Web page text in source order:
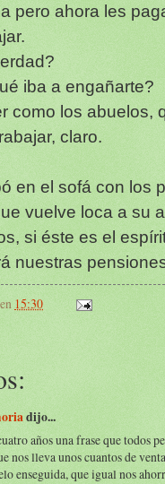
pero ahora les
iba a engañarte?
como los abuelos,
claro.
en el sofá con los
vuelve loca a su
si éste es el
nuestras
en 15:30
dijo...
años una frase que todos
nos lleva unos cuantos de
enseguida, que igual nos